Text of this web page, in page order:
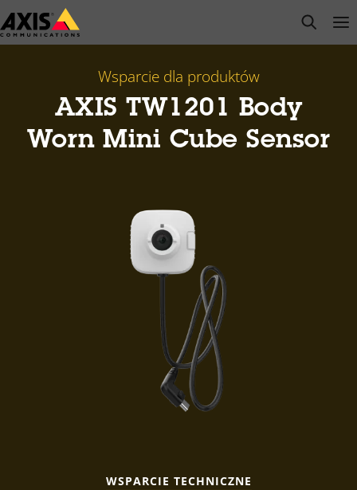
Przejdź
do
open
Wsparcie dla produktów
AXIS TW1201 Body
Worn Mini Cube Sensor
WSPARCIE TECHNICZNE